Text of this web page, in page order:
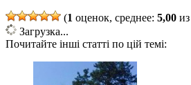
(1 оценок, среднее: 5,00
Загрузка...
Почитайте інші статті по цій темі: